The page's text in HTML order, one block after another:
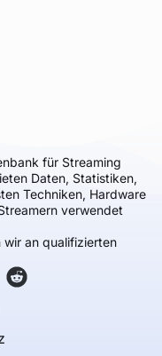
für Streaming
Daten, Statistiken,
Techniken, Hardware
verwendet
wir an qualifizierten